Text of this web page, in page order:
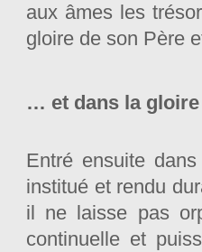
aux âmes les
gloire de son Père
… et dans la gloire
Entré ensuite
institué et rendu
il ne laisse pas
continuelle et